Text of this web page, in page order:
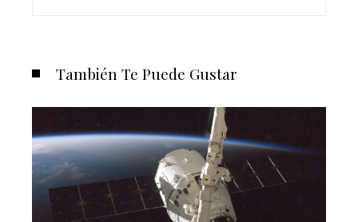
También Te Puede Gustar